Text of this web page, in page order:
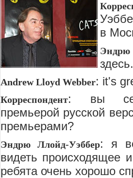
в
Эндрю
здесь.
Andrew Lloyd Webber: it's
Корреспондент: вы
премьерой русской
премьерами?
Эндрю Ллойд-Уэббер: я
видеть происходящее
ребята очень хорошо